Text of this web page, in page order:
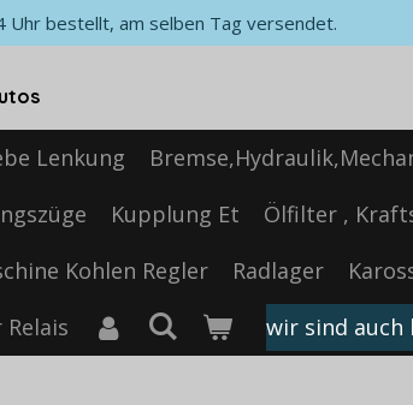
Uhr bestellt, am selben Tag versendet.
Lenkung
Kupplung Et
Ölfilter ,
Kohlen Regler Radlager
wir sind auch